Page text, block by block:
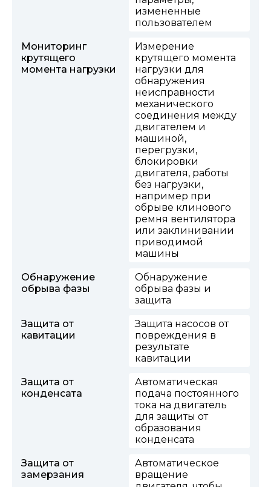
измененные
пользователем
Мониторинг
крутящего
момента нагрузки
Измерение
крутящего момента
нагрузки для
обнаружения
неисправности
механического
соединения между
двигателем и
машиной,
перегрузки,
блокировки
двигателя, работы
без нагрузки,
например при
обрыве клинового
ремня вентилятора
или заклинивании
приводимой
машины
Обнаружение
обрыва фазы
Обнаружение
обрыва фазы и
защита
Защита от
кавитации
Защита насосов от
повреждения в
результате
кавитации
Защита от
конденсата
Автоматическая
подача постоянного
тока на двигатель
для защиты от
образования
конденсата
Защита от
замерзания
Автоматическое
вращение